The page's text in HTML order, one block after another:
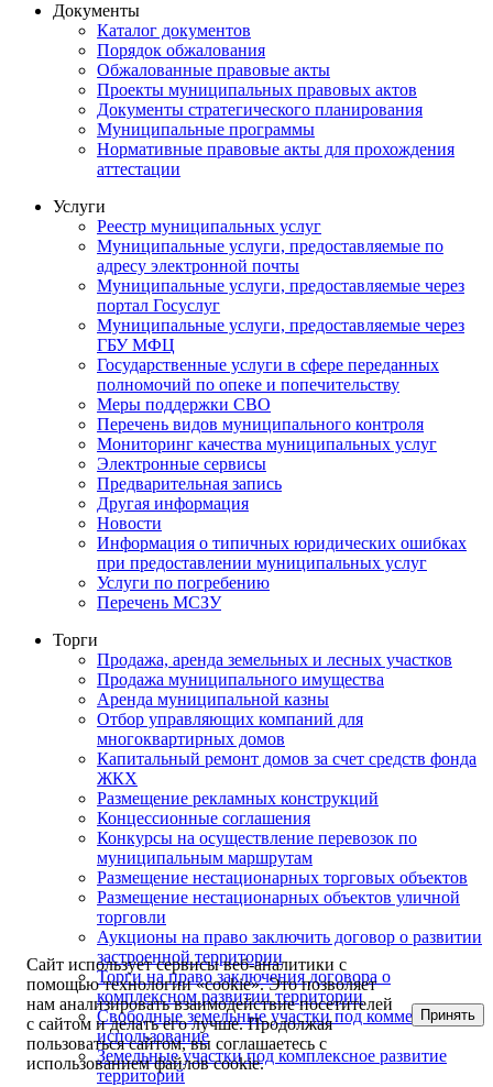
Документы
Каталог документов
Порядок обжалования
Обжалованные правовые акты
Проекты муниципальных правовых актов
Документы стратегического планирования
Муниципальные программы
Нормативные правовые акты для прохождения
аттестации
Услуги
Реестр муниципальных услуг
Муниципальные услуги, предоставляемые по
адресу электронной почты
Муниципальные услуги, предоставляемые через
портал Госуслуг
Муниципальные услуги, предоставляемые через
ГБУ МФЦ
Государственные услуги в сфере переданных
полномочий по опеке и попечительству
Меры поддержки СВО
Перечень видов муниципального контроля
Мониторинг качества муниципальных услуг
Электронные сервисы
Предварительная запись
Другая информация
Новости
Информация о типичных юридических ошибках
при предоставлении муниципальных услуг
Услуги по погребению
Перечень МСЗУ
Торги
Продажа, аренда земельных и лесных участков
Продажа муниципального имущества
Аренда муниципальной казны
Отбор управляющих компаний для
многоквартирных домов
Капитальный ремонт домов за счет средств фонда
ЖКХ
Размещение рекламных конструкций
Концессионные соглашения
Конкурсы на осуществление перевозок по
муниципальным маршрутам
Размещение нестационарных торговых объектов
Размещение нестационарных объектов уличной
торговли
Аукционы на право заключить договор о развитии
застроенной территории
Торги на право заключения договора о
комплексном развитии территории
Свободные земельные участки под коммерческое
использование
Земельные участки под комплексное развитие
территорий
Сайт использует сервисы веб-аналитики с
помощью технологии «cookie». Это позволяет
нам анализировать взаимодействие посетителей
с сайтом и делать его лучше. Продолжая
пользоваться сайтом, вы соглашаетесь с
использованием файлов cookie.
Принять